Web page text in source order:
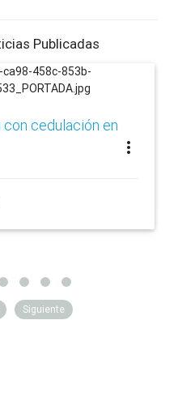
Publicadas
con cedulación en
more_vert
Siguiente